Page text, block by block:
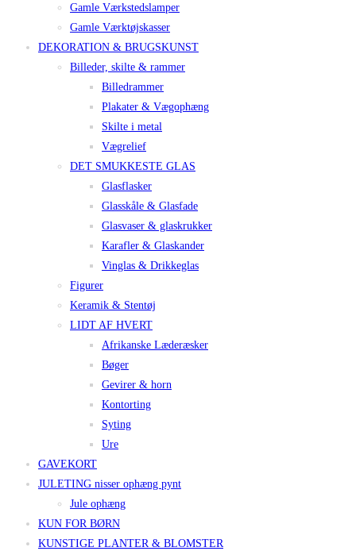
Gamle Værkstedslamper
Gamle Værktøjskasser
DEKORATION & BRUGSKUNST
Billeder, skilte & rammer
Billedrammer
Plakater & Vægophæng
Skilte i metal
Vægrelief
DET SMUKKESTE GLAS
Glasflasker
Glasskåle & Glasfade
Glasvaser & glaskrukker
Karafler & Glaskander
Vinglas & Drikkeglas
Figurer
Keramik & Stentøj
LIDT AF HVERT
Afrikanske Læderæsker
Bøger
Gevirer & horn
Kontorting
Syting
Ure
GAVEKORT
JULETING nisser ophæng pynt
Jule ophæng
KUN FOR BØRN
KUNSTIGE PLANTER & BLOMSTER